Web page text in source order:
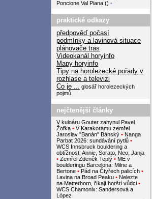
Poncione Val Piana () •
praktické odkazy
předpověď počasí
podmínky a lavinová situace
plánovače tras
Videokanál horyinfo
Mapy horyinfo
Tipy na horolezecké pořady v
rozhlase a televizi
Co je ... glosář horolezeckých
pojmů
nejčtenější články
V kuloáru Gouter zahynul Pavel
Žofka • V Karakoramu zemřel
Jaroslav "Banán" Bánský • Nanga
Parbat 2026: sundávání pytlů •
WCS Innsbruck bouldering a
obtížnost: Annie, Sorato, Neo, Janja
• Zemřel Zdeněk Teplý • ME v
boulderingu Barcelona: Milne a
Bertone • Pád na Čtyřech palicích •
Lavina na Broad Peaku • Nelezte
na Matterhorn, říkají horští vůdci •
WCS Chamonix: Sandersová a
López